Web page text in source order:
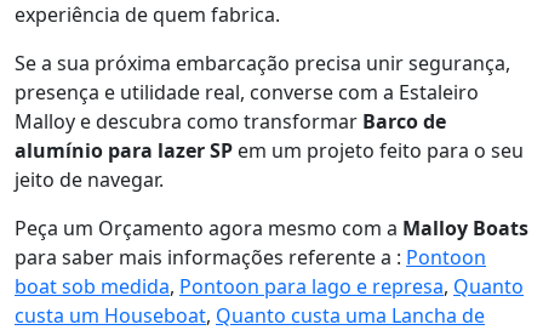
experiência de quem fabrica.
Se a sua próxima embarcação precisa unir segurança,
presença e utilidade real, converse com a Estaleiro
Malloy e descubra como transformar Barco de
alumínio para lazer SP em um projeto feito para o seu
jeito de navegar.
Peça um Orçamento agora mesmo com a Malloy Boats
para saber mais informações referente a : Pontoon
boat sob medida, Pontoon para lago e represa, Quanto
custa um Houseboat, Quanto custa uma Lancha de